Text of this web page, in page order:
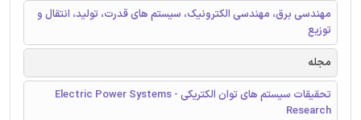
مهندسی برق، مهندسی الکترونیک، سیستم های قدرت، تولید، انتقال و
توزیع
مجله
تحقیقات سیستم های توان الکتریکی - Electric Power Systems
Research